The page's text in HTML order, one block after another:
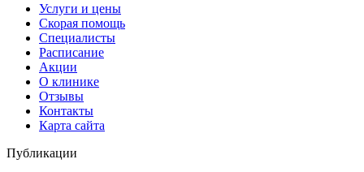
Услуги и цены
Скорая помощь
Специалисты
Расписание
Акции
О клинике
Отзывы
Контакты
Карта сайта
Публикации